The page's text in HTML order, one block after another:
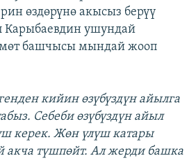
өздөрүнө акысыз берүү
Карыбаевдин ушундай
башчысы мындай жооп
кийин өзүбүздүн айылга
Себеби өзүбүздүн айыл
керек. Жөн үлүш катары
акча түшпөйт. Ал жерди башка